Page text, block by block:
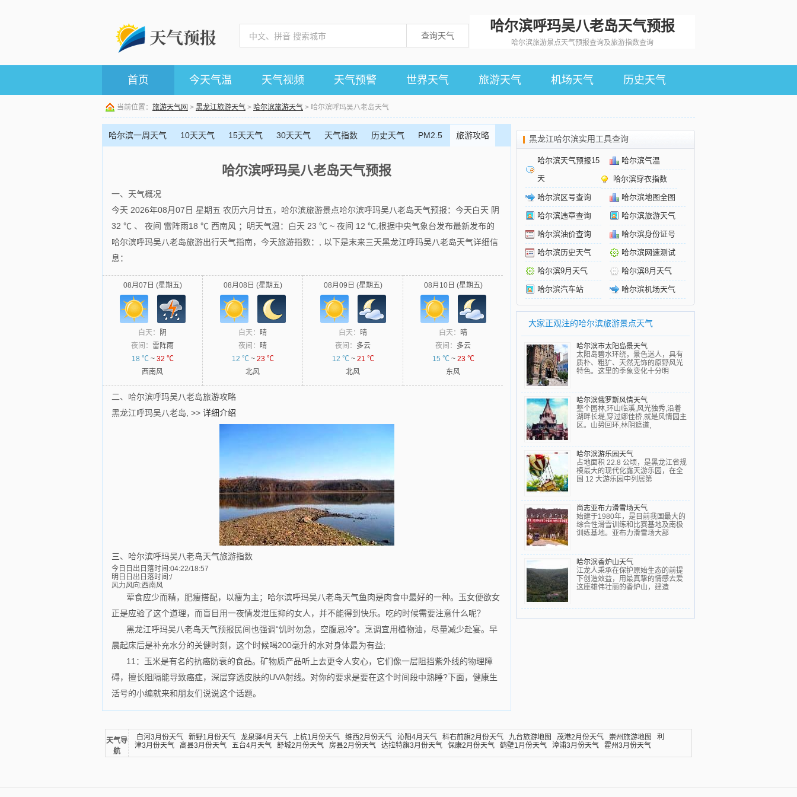
查询天气
哈尔滨呼玛吴八老岛天气预报
哈尔滨旅游景点天气预报查询及旅游指数查询
首页 今天气温 天气视频 天气预警 世界天气 旅游天气 机场天气 历史天气
当前位置： 旅游天气网 > 黑龙江旅游天气 > 哈尔滨旅游天气 > 哈尔滨呼玛吴八老岛天气
哈尔滨一周天气 10天天气 15天天气 30天天气 天气指数 历史天气 PM2.5 旅游攻略
哈尔滨呼玛吴八老岛天气预报
一、天气概况
今天 2026年08月07日 星期五 农历六月廿五，哈尔滨旅游景点哈尔滨呼玛吴八老岛天气预报：今天白天 阴
32 ℃ 、 夜间 雷阵雨18 ℃ 西南风 ；明天气温：白天 23 ℃ ~ 夜间 12 ℃;根据中央气象台发布最新发布的
哈尔滨呼玛吴八老岛旅游出行天气指南，今天旅游指数：, 以下是末来三天黑龙江呼玛吴八老岛天气详细信
息：
08月07日 (星期五)
白天：
阴
夜间： 雷阵雨
18 ℃~ 32 ℃
西南风
08月08日 (星期五)
白天： 晴
夜间： 晴
12 ℃~ 23 ℃
北风
08月09日 (星期五)
白天： 晴
夜间： 多云
12 ℃~ 21 ℃
北风
08月10日 (星期五)
白天： 晴
夜间： 多云
15 ℃~ 23 ℃
东风
二、哈尔滨呼玛吴八老岛旅游攻略
黑龙江呼玛吴八老岛, >> 详细介绍
三、哈尔滨呼玛吴八老岛天气旅游指数
今日日出日落时间:04:22/18:57
明日日出日落时间:/
风力风向:西南风
荤食应少而精，肥瘦搭配，以瘦为主；哈尔滨呼玛吴八老岛天气鱼肉是肉食中最好的一种。玉女便欲女
正是应验了这个道理，而盲目用一夜情发泄压抑的女人，并不能得到快乐。吃的时候需要注意什么呢？
黑龙江呼玛吴八老岛天气预报民间也强调“饥时勿急，空腹忌冷”。烹调宜用植物油，尽量减少赴宴。早
晨起床后是补充水分的关健时刻，这个时候喝200毫升的水对身体最为有益;
11：玉米是有名的抗癌防衰的食品。矿物质产品听上去更令人安心，它们像一层阻挡紫外线的物理障
碍，擅长阻隔能导致癌症，深层穿透皮肤的UVA射线。对你的要求是要在这个时间段中熟睡?下面，健康生
活号的小编就来和朋友们说说这个话题。
黑龙江哈尔滨实用工具查询
哈尔滨天气预报15
天
哈尔滨气温
哈尔滨穿衣指数
哈尔滨地图全图
哈尔滨区号查询
哈尔滨旅游天气
哈尔滨违章查询
哈尔滨身份证号
哈尔滨油价查询
哈尔滨网速测试
哈尔滨历史天气
哈尔滨8月天气
哈尔滨9月天气
哈尔滨机场天气
哈尔滨汽车站
大家正观注的哈尔滨旅游景点天气
哈尔滨市太阳岛景天气
太阳岛碧水环绕，景色迷人，具有
质朴、粗犷、天然无饰的原野风光
特色。这里的季象变化十分明
哈尔滨俄罗斯风情天气
整个园林,环山临溪,风光独秀,沿着
湖畔长堤,穿过娜佳桥,就是风情园主
区。山势回环,林阴遮道,
哈尔滨游乐园天气
占地面积 22.8 公顷，是黑龙江省规
模最大的现代化露天游乐园，在全
国 12 大游乐园中列居第
尚志亚布力滑雪场天气
始建于1980年，是目前我国最大的
综合性滑雪训练和比赛基地及南极
训练基地。亚布力滑雪场大部
哈尔滨香炉山天气
江龙人秉承在保护原始生态的前提
下创造效益，用最真挚的情感去爱
这座雄伟壮丽的香炉山，建造
天气导
航
白河3月份天气 新野1月份天气 龙泉驿4月天气 上杭1月份天气 维西2月份天气 沁阳4月天气 科右前旗2月份天气 九台旅游地图 茂港2月份天气 崇州旅游地图
利
津3月份天气
高县3月份天气 五台4月天气 舒城2月份天气 房县2月份天气 达拉特旗3月份天气 保康2月份天气 鹤壁1月份天气 漳浦3月份天气 霍州3月份天气